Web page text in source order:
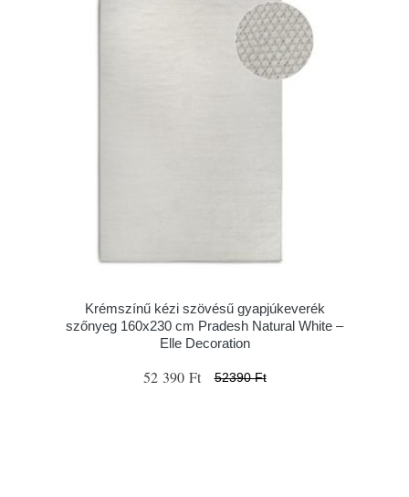
Krémszínű kézi szövésű gyapjúkeverék
szőnyeg 160x230 cm Pradesh Natural White –
Elle Decoration
52 390 Ft 52390 Ft